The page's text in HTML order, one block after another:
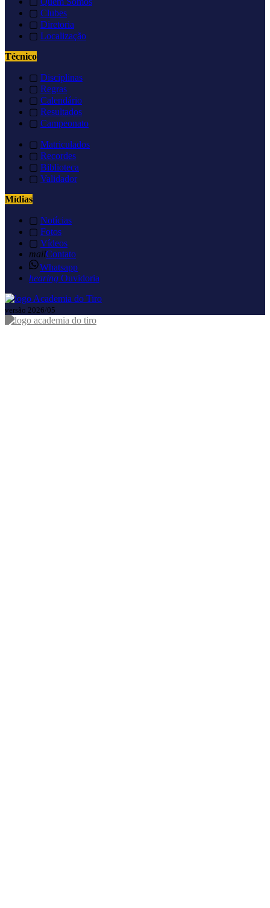
▢ Clubes
▢ Diretoria
▢ Localização
Técnico
▢ Disciplinas
▢ Regras
▢ Calendário
▢ Resultados
▢ Campeonato
▢ Matriculados
▢ Recordes
▢ Biblioteca
▢ Validador
Mídias
▢ Notícias
▢ Fotos
▢ Vídeos
mailContato
Whatsapp
hearing Ouvidoria
versão 2026/05